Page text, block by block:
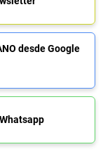
desde Google